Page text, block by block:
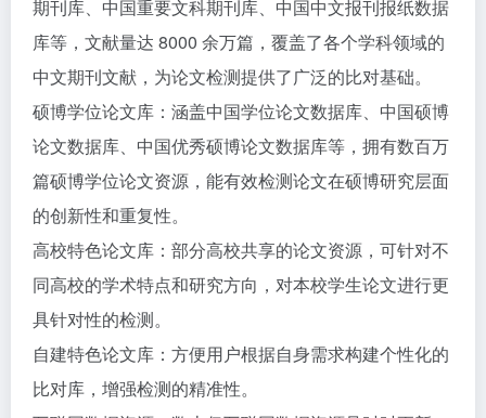
期刊库、中国重要文科期刊库、中国中文报刊报纸数据
库等，文献量达 8000 余万篇，覆盖了各个学科领域的
中文期刊文献，为论文检测提供了广泛的比对基础。​
硕博学位论文库：涵盖中国学位论文数据库、中国硕博
论文数据库、中国优秀硕博论文数据库等，拥有数百万
篇硕博学位论文资源，能有效检测论文在硕博研究层面
的创新性和重复性。​
高校特色论文库：部分高校共享的论文资源，可针对不
同高校的学术特点和研究方向，对本校学生论文进行更
具针对性的检测。​
自建特色论文库：方便用户根据自身需求构建个性化的
比对库，增强检测的精准性。​